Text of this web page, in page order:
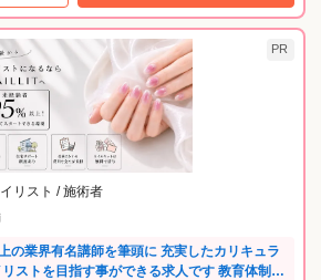
ルの講師、映画コラボ等のデザインの考案、商
ともあり、あなただけのキャリアプランを実
たくさんの復職スタッフがママネイリストとし
ッフが集まって会社の方向性を共有していま
ッフと交流の機会があります。 スクールを活用
と一緒に練習なんてことも。 1人で頑張るの
体であなたの成長をサポートします。 他に
直営スクールでは、空いた時間を利用してス
サロンで苦手な技術、検定試験練習、コンテ
在籍している認定講師と一緒に勉強しましょ
PR
リスト / 施術者
の業界有名講師を筆頭に 充実したカリキュラ
を目指す事ができる求人です 教育体制に